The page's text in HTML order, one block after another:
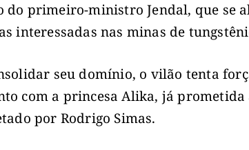
do primeiro-ministro Jendal, que se
interessadas nas minas de
seu domínio, o vilão tenta
com a princesa Alika, já prometida
por Rodrigo Simas.